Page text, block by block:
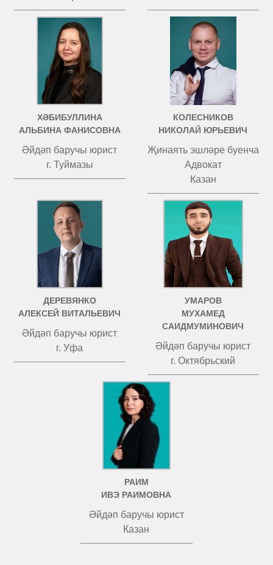
ХӘБИБУЛЛИНА
АЛЬБИНА ФАНИСОВНА
Әйдәп баручы юрист
г. Туймазы
КОЛЕСНИКОВ
НИКОЛАЙ ЮРЬЕВИЧ
Җинаять эшләре буенча
Адвокат
Казан
ДЕРЕВЯНКО
АЛЕКСЕЙ ВИТАЛЬЕВИЧ
Әйдәп баручы юрист
г. Уфа
УМАРОВ
МУХАМЕД
САИДМУМИНОВИЧ
Әйдәп баручы юрист
г. Октябрьский
РАИМ
ИВЭ РАИМОВНА
Әйдәп баручы юрист
Казан